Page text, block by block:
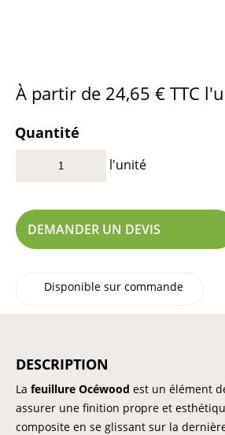
À partir de 24,65 € TTC
Quantité
l'unité
DEMANDER UN DEVIS
Disponible sur commande
DESCRIPTION
La feuillure Océwood est un élément
assurer une finition propre et
composite en se glissant sur la